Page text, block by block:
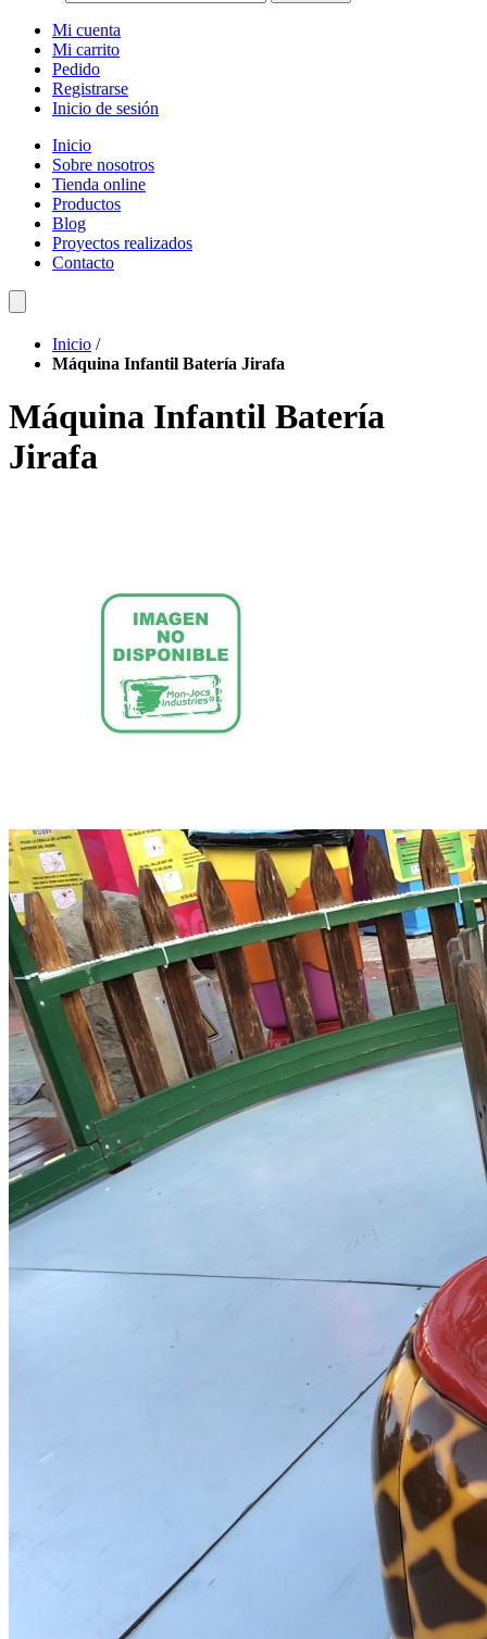
Mi cuenta
Mi carrito
Pedido
Registrarse
Inicio de sesión
Inicio
Sobre nosotros
Tienda online
Productos
Blog
Proyectos realizados
Contacto
Inicio /
Máquina Infantil Batería Jirafa
Máquina Infantil Batería
Jirafa